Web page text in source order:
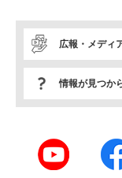
広報・メディ
情報が見つか